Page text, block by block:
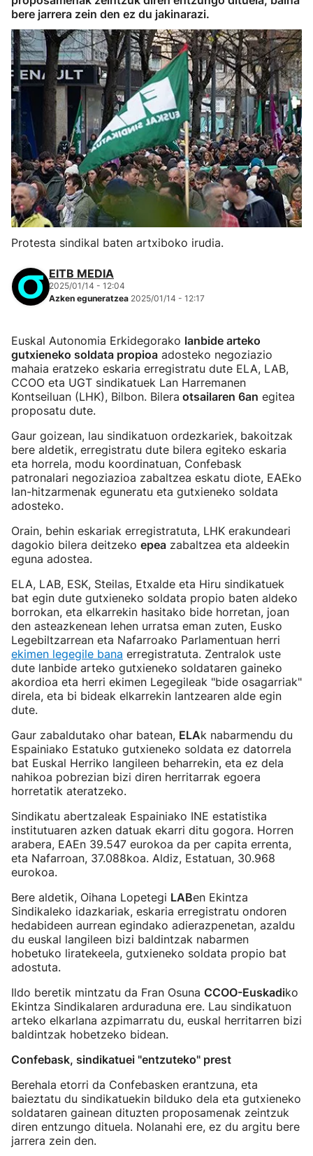
bere jarrera zein den ez du jakinarazi.
Protesta sindikal baten artxiboko irudia.
EITB MEDIA
2025/01/14 - 12:04
Azken eguneratzea 2025/01/14 - 12:17
Euskal Autonomia Erkidegorako lanbide arteko
gutxieneko soldata propioa adosteko negoziazio
mahaia eratzeko eskaria erregistratu dute ELA, LAB,
CCOO eta UGT sindikatuek Lan Harremanen
Kontseiluan (LHK), Bilbon. Bilera otsailaren 6an egitea
proposatu dute.
Gaur goizean, lau sindikatuon ordezkariek, bakoitzak
bere aldetik, erregistratu dute bilera egiteko eskaria
eta horrela, modu koordinatuan, Confebask
patronalari negoziazioa zabaltzea eskatu diote, EAEko
lan-hitzarmenak eguneratu eta gutxieneko soldata
adosteko.
Orain, behin eskariak erregistratuta, LHK erakundeari
dagokio bilera deitzeko epea zabaltzea eta aldeekin
eguna adostea.
ELA, LAB, ESK, Steilas, Etxalde eta Hiru sindikatuek
bat egin dute gutxieneko soldata propio baten aldeko
borrokan, eta elkarrekin hasitako bide horretan, joan
den asteazkenean lehen urratsa eman zuten, Eusko
Legebiltzarrean eta Nafarroako Parlamentuan herri
ekimen legegile bana erregistratuta. Zentralok uste
dute lanbide arteko gutxieneko soldataren gaineko
akordioa eta herri ekimen Legegileak "bide osagarriak"
direla, eta bi bideak elkarrekin lantzearen alde egin
dute.
Gaur zabaldutako ohar batean, ELAk nabarmendu du
Espainiako Estatuko gutxieneko soldata ez datorrela
bat Euskal Herriko langileen beharrekin, eta ez dela
nahikoa pobrezian bizi diren herritarrak egoera
horretatik ateratzeko.
Sindikatu abertzaleak Espainiako INE estatistika
institutuaren azken datuak ekarri ditu gogora. Horren
arabera, EAEn 39.547 eurokoa da per capita errenta,
eta Nafarroan, 37.088koa. Aldiz, Estatuan, 30.968
eurokoa.
Bere aldetik, Oihana Lopetegi LABen Ekintza
Sindikaleko idazkariak, eskaria erregistratu ondoren
hedabideen aurrean egindako adierazpenetan, azaldu
du euskal langileen bizi baldintzak nabarmen
hobetuko liratekeela, gutxieneko soldata propio bat
adostuta.
Ildo beretik mintzatu da Fran Osuna CCOO-Euskadiko
Ekintza Sindikalaren arduraduna ere. Lau sindikatuon
arteko elkarlana azpimarratu du, euskal herritarren bizi
baldintzak hobetzeko bidean.
Confebask, sindikatuei "entzuteko" prest
Berehala etorri da Confebasken erantzuna, eta
baieztatu du sindikatuekin bilduko dela eta gutxieneko
soldataren gainean dituzten proposamenak zeintzuk
diren entzungo dituela. Nolanahi ere, ez du argitu bere
jarrera zein den.